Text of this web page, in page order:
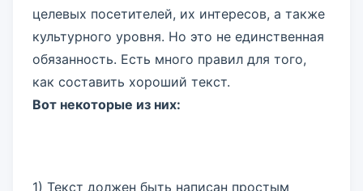
целевых посетителей, их интересов, а также
культурного уровня. Но это не единственная
обязанность. Есть много правил для того,
как составить хороший текст.
Вот некоторые из них:
1) Текст должен быть написан простым